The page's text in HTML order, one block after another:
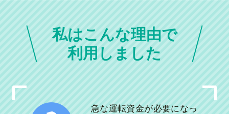
私はこんな理由で
利用しました
急な運転資金が必要になっ